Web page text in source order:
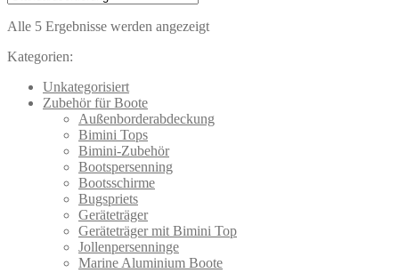
Alle 5 Ergebnisse werden angezeigt
Kategorien:
Unkategorisiert
Zubehör für Boote
Außenborderabdeckung
Bimini Tops
Bimini-Zubehör
Bootspersenning
Bootsschirme
Bugspriets
Geräteträger
Geräteträger mit Bimini Top
Jollenpersenninge
Marine Aluminium Boote